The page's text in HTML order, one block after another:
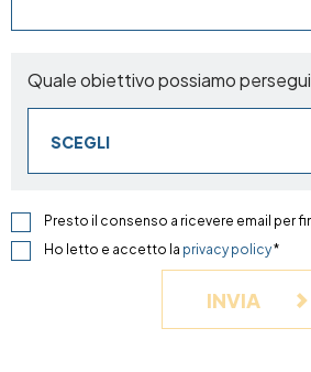
Quale obiettivo possiamo
SCEGLI
Presto il consenso a ricevere email per
Ho letto e accetto la privacy policy*
INVIA